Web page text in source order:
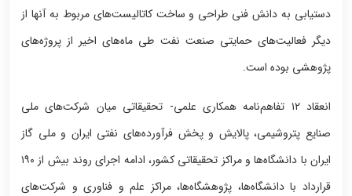
دستیابی به دانش فنی طراحی و ساخت کاتالیست‌های مربوط به آنها از
دیگر فعالیت‌های حمایتی صنعت نفت طی ماه‌های اخیر از پروژه‌های
پژوهشی بوده است.
انعقاد ۱۲ تفاهم‌نامه همکاری علمی- تحقیقاتی میان شرکت‌های ملی
صنایع پتروشیمی، پالایش و پخش فرآورده‌های نفتی ایران و ملی گاز
ایران با دانشگاه‌ها و مراکز تحقیقاتی کشور، ادامه اجرای روند بیش از ۱۹۰
قرارداد با دانشگاه‌ها، پژوهشگاه‌ها، مراکز علم و فناوری و شرکت‌های